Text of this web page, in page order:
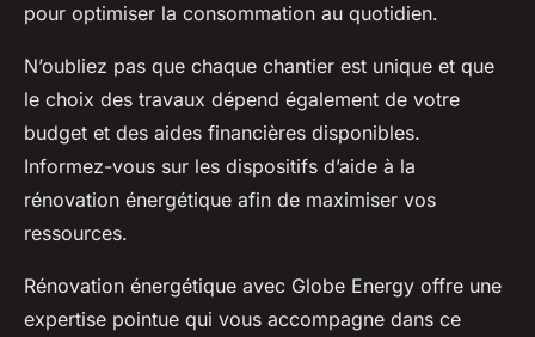
pour optimiser la consommation au quotidien.
N’oubliez pas que chaque chantier est unique et que
le choix des travaux dépend également de votre
budget et des aides financières disponibles.
Informez-vous sur les dispositifs d’aide à la
rénovation énergétique afin de maximiser vos
ressources.
Rénovation énergétique avec Globe Energy offre une
expertise pointue qui vous accompagne dans ce